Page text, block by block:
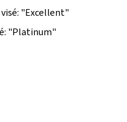
"Excellent"
"Platinum"